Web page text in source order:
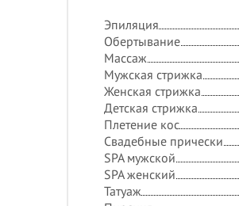
Эпиляция
Обертывание
Массаж
Мужская стрижка
Женская стрижка
Детская стрижка
Плетение кос
Свадебные прически
SPA мужской
SPA женский
Татуаж